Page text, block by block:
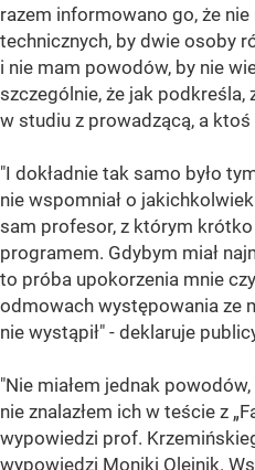
razem informowano go, że
technicznych, by dwie osoby
i nie mam powodów, by nie
szczególnie, że jak podkreśla,
w studiu z prowadzącą, a ktoś
"I dokładnie tak samo było
nie wspomniał o
sam profesor, z którym
programem. Gdybym miał
to próba upokorzenia mnie
odmowach występowania ze
nie wystąpił" - deklaruje
"Nie miałem jednak
nie znalazłem ich w teście z
wypowiedzi prof.
wypowiedzi Moniki Olejnik.